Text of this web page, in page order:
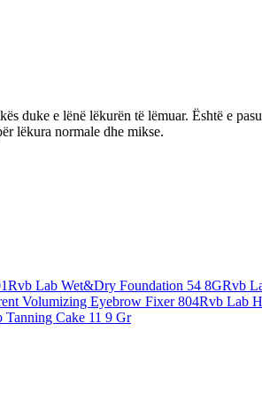
duke e lënë lëkurën të lëmuar. Është e
lëkura normale dhe mikse.
Rvb Lab Wet&Dry Foundation 54 8GRvb
Volumizing Eyebrow Fixer 804Rvb Lab
Tanning Cake 11 9 Gr